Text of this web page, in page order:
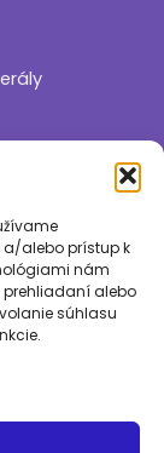
a/alebo prístup k
nám
prehliadaní alebo
súhlasu